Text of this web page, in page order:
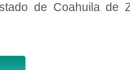
de Coahuila de